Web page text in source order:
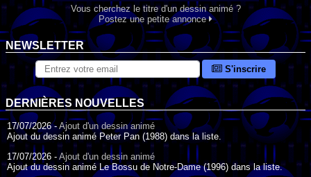
Vous cherchez le titre d'un dessin animé ?
Postez une petite annonce
NEWSLETTER
S'inscrire
DERNIÈRES NOUVELLES
17/07/2026 -Ajout d'un dessin animé
Ajout du dessin animé Peter Pan (1988) dans la liste.
17/07/2026 - Ajout d'un dessin animé
Ajout du dessin animé Le Bossu de Notre-Dame (1996) dans la liste.